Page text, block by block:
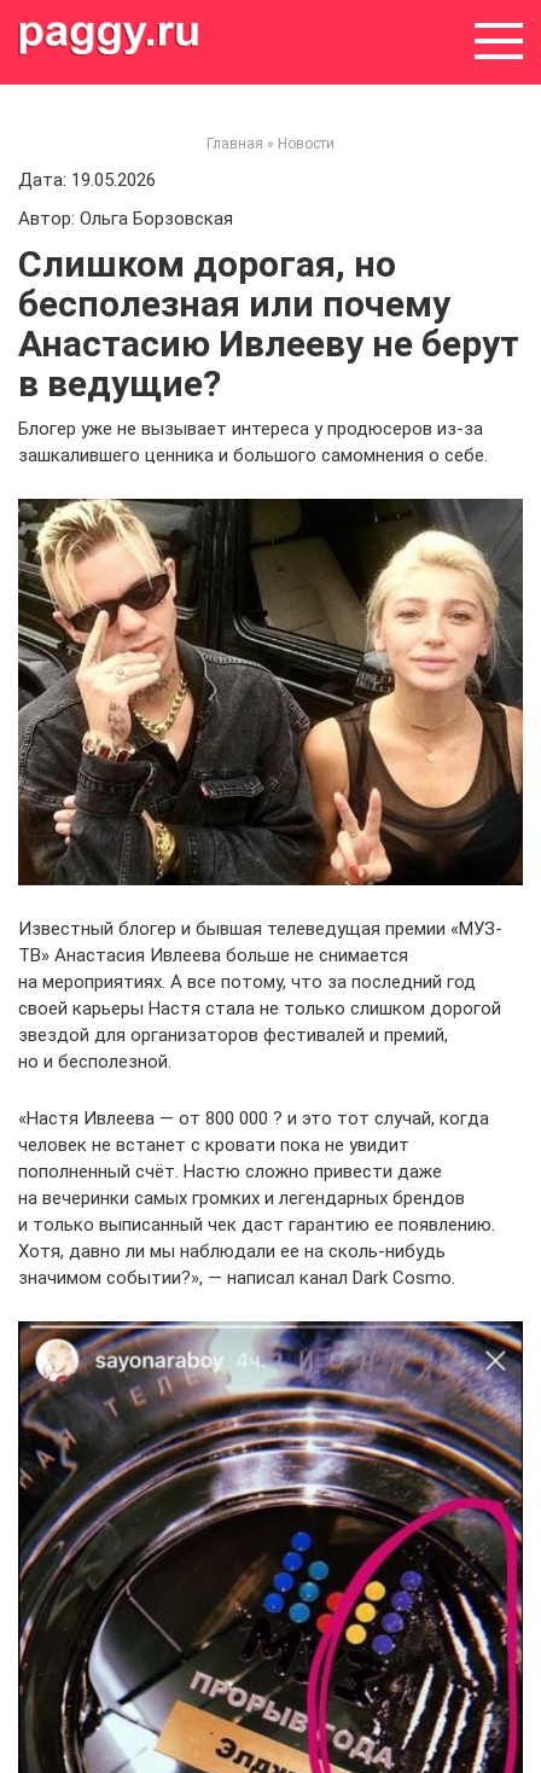
Главная » Новости
Дата: 19.05.2026
Автор: Ольга Борзовская
Слишком дорогая, но
бесполезная или почему
Анастасию Ивлееву не берут
в ведущие?
Блогер уже не вызывает интереса у продюсеров из-за
зашкалившего ценника и большого самомнения о себе.
Известный блогер и бывшая телеведущая премии «МУЗ-
ТВ» Анастасия Ивлеева больше не снимается
на мероприятиях. А все потому, что за последний год
своей карьеры Настя стала не только слишком дорогой
звездой для организаторов фестивалей и премий,
но и бесполезной.
«Настя Ивлеева — от 800 000 ? и это тот случай, когда
человек не встанет с кровати пока не увидит
пополненный счёт. Настю сложно привести даже
на вечеринки самых громких и легендарных брендов
и только выписанный чек даст гарантию ее появлению.
Хотя, давно ли мы наблюдали ее на сколь-нибудь
значимом событии?», — написал канал Dark Cosmo.